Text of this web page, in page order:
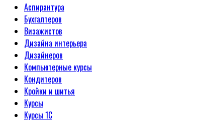
Аспирантура
Бухгалтеров
Визажистов
Дизайна интерьера
Дизайнеров
Компьютерные курсы
Кондитеров
Кройки и шитья
Курсы
Курсы 1С